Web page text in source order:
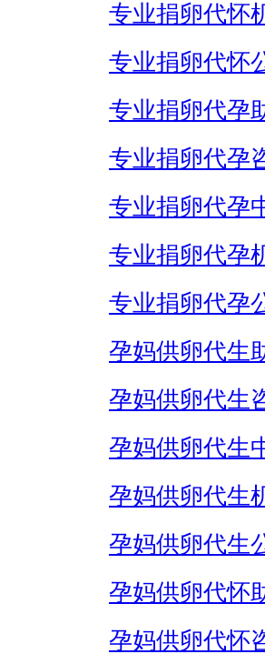
专业捐卵代怀
专业捐卵代怀
专业捐卵代孕
专业捐卵代孕
专业捐卵代孕
专业捐卵代孕
专业捐卵代孕
孕妈供卵代生
孕妈供卵代生
孕妈供卵代生
孕妈供卵代生
孕妈供卵代生
孕妈供卵代怀
孕妈供卵代怀